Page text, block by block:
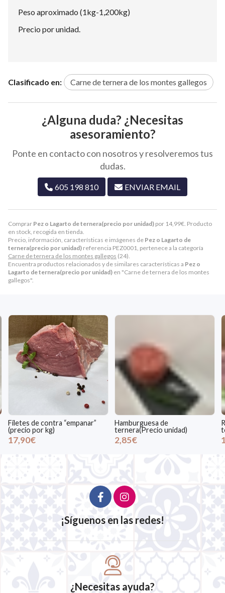
Comprar Pez o Lagarto de ternera(precio por unidad) por 14,99€ . Producto
en stock, recogida en tienda.
Precio, información, características e imágenes de Pez o Lagarto de
ternera(precio por unidad) referencia PEZ0001, pertenece a la categoría
Carne de ternera de los montes gallegos (24).
Encuentra productos relacionados y de similares características a Pez o
Lagarto de ternera(precio por unidad) en "Carne de ternera de los montes
gallegos".
Peso aproximado (1kg-1,200kg)
Precio por unidad.
Clasificado en: Carne de ternera de los montes gallegos
¿Alguna duda? ¿Necesitas
asesoramiento?
Ponte en contacto con nosotros y resolveremos tus
dudas.
605 198 810 ENVIAR EMAIL
Filetes de contra “empanar”
(precio por kg)
17,90€
Hamburguesa de
ternera(Precio unidad)
2,85€
¡Síguenos en las redes!
¿Necesitas ayuda?